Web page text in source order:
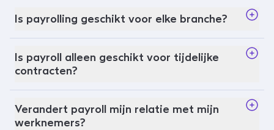
Is payrolling geschikt voor elke branche?
Is payroll alleen geschikt voor tijdelijke
contracten?
Verandert payroll mijn relatie met mijn
werknemers?